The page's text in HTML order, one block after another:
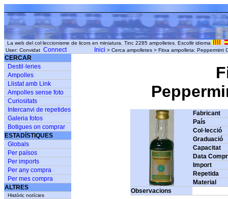
La web del col·leccionisme de licors en miniatura. Tinc 2285 ampolletes. Escollir idioma
User: Convidat Connect Inici > Cerca ampolletes > Fitxa ampolleta: Peppermint
CERCAR
Destil·leries
Ampolles
Llistat amb Link
Ampolles sense foto
Curiositats
Intercanvi de repetides
Galeria fotos
Botigues on comprar
ESTADÍSTIQUES
Globals
Per països
Per imports
Per any compra
Per mes compra
ALTRES
Històric notícies
Fabricant
País
Col·lecció
Graduació
Capacitat
Data
Import
Repetida
Material
Observacions